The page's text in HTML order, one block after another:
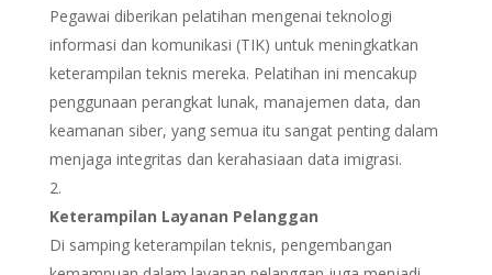
Pegawai diberikan pelatihan mengenai teknologi
informasi dan komunikasi (TIK) untuk meningkatkan
keterampilan teknis mereka. Pelatihan ini mencakup
penggunaan perangkat lunak, manajemen data, dan
keamanan siber, yang semua itu sangat penting dalam
menjaga integritas dan kerahasiaan data imigrasi.
Keterampilan Layanan Pelanggan
Di samping keterampilan teknis, pengembangan